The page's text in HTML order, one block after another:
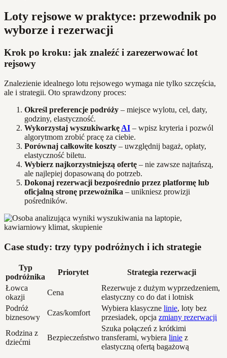
Loty rejsowe w praktyce: przewodnik po
wyborze i rezerwacji
Krok po kroku: jak znaleźć i zarezerwować lot
rejsowy
Znalezienie idealnego lotu rejsowego wymaga nie tylko szczęścia,
ale i strategii. Oto sprawdzony proces:
Określ preferencje podróży – miejsce wylotu, cel, daty,
godziny, elastyczność.
Wykorzystaj wyszukiwarkę AI – wpisz kryteria i pozwól
algorytmom zrobić pracę za ciebie.
Porównaj całkowite koszty – uwzględnij bagaż, opłaty,
elastyczność biletu.
Wybierz najkorzystniejszą ofertę – nie zawsze najtańszą,
ale najlepiej dopasowaną do potrzeb.
Dokonaj rezerwacji bezpośrednio przez platformę lub
oficjalną stronę przewoźnika – unikniesz prowizji
pośredników.
Case study: trzy typy podróżnych i ich strategie
Typ
podróżnika
Priorytet
Strategia rezerwacji
Łowca
okazji
Cena
Rezerwuje z dużym wyprzedzeniem,
elastyczny co do dat i lotnisk
Podróż
biznesowy
Czas/komfort
Wybiera klasyczne linie, loty bez
przesiadek, opcja zmiany rezerwacji
Rodzina z
dziećmi
Bezpieczeństwo
Szuka połączeń z krótkimi
transferami, wybiera linie z
elastyczną ofertą bagażową